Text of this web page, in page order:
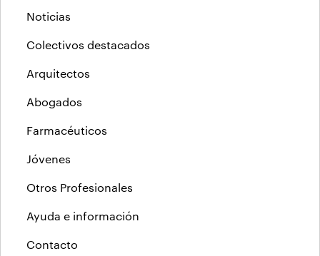
Noticias
Colectivos destacados
Arquitectos
Abogados
Farmacéuticos
Jóvenes
Otros Profesionales
Ayuda e información
Contacto